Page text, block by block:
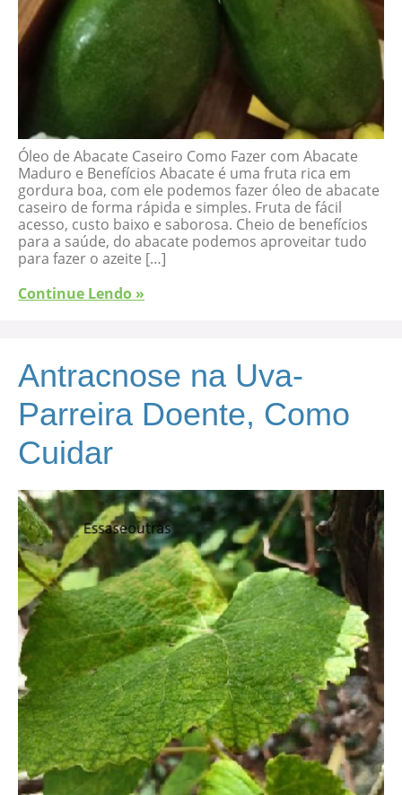
Óleo de Abacate Caseiro Como Fazer com Abacate
Maduro e Benefícios Abacate é uma fruta rica em
gordura boa, com ele podemos fazer óleo de abacate
caseiro de forma rápida e simples. Fruta de fácil
acesso, custo baixo e saborosa. Cheio de benefícios
para a saúde, do abacate podemos aproveitar tudo
para fazer o azeite […]
Continue Lendo »
Antracnose na Uva-
Parreira Doente, Como
Cuidar